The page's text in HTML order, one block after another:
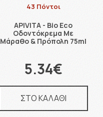
43 Πόντοι
APIVITA - Bio Eco
Οδοντόκρεμα Με
Μάραθο & Πρόπολη 75ml
5.34€
ΣΤΟ ΚΑΛΑΘΙ